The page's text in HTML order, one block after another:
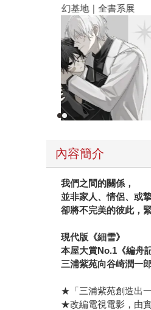
春光ｘ奇幻基地｜全
內容簡介
我們之間的關係，
並非家人、情侶、或
卻將不完美的彼此，
現代版《細雪》
本屋大賞No.1 《編舟
三浦紫苑向谷崎潤一
★「三浦紫苑創造出
★改編電視電影，由